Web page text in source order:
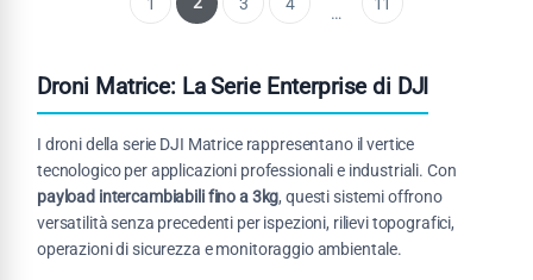
…
Droni Matrice: La Serie Enterprise di DJI
I droni della serie DJI Matrice rappresentano il vertice
tecnologico per applicazioni professionali e industriali. Con
payload intercambiabili fino a 3kg, questi sistemi offrono
versatilità senza precedenti per ispezioni, rilievi topografici,
operazioni di sicurezza e monitoraggio ambientale.